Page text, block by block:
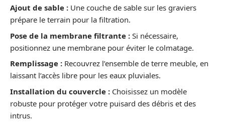
Ajout de sable : Une couche de sable sur les graviers
prépare le terrain pour la filtration.
Pose de la membrane filtrante : Si nécessaire,
positionnez une membrane pour éviter le colmatage.
Remplissage : Recouvrez l’ensemble de terre meuble, en
laissant l’accès libre pour les eaux pluviales.
Installation du couvercle : Choisissez un modèle
robuste pour protéger votre puisard des débris et des
intrus.